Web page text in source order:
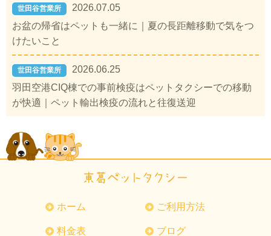
世田谷営業所
2026.07.05
お盆の帰省はペットも一緒に｜夏の長距離移動で気をつ
けたいこと
世田谷営業所
2026.06.25
羽田空港CIQ棟での事前検疫はペットタクシーでの移動
が快適｜ペット輸出検疫の流れと往復送迎
ホーム ご利用方法
料金表 ブログ